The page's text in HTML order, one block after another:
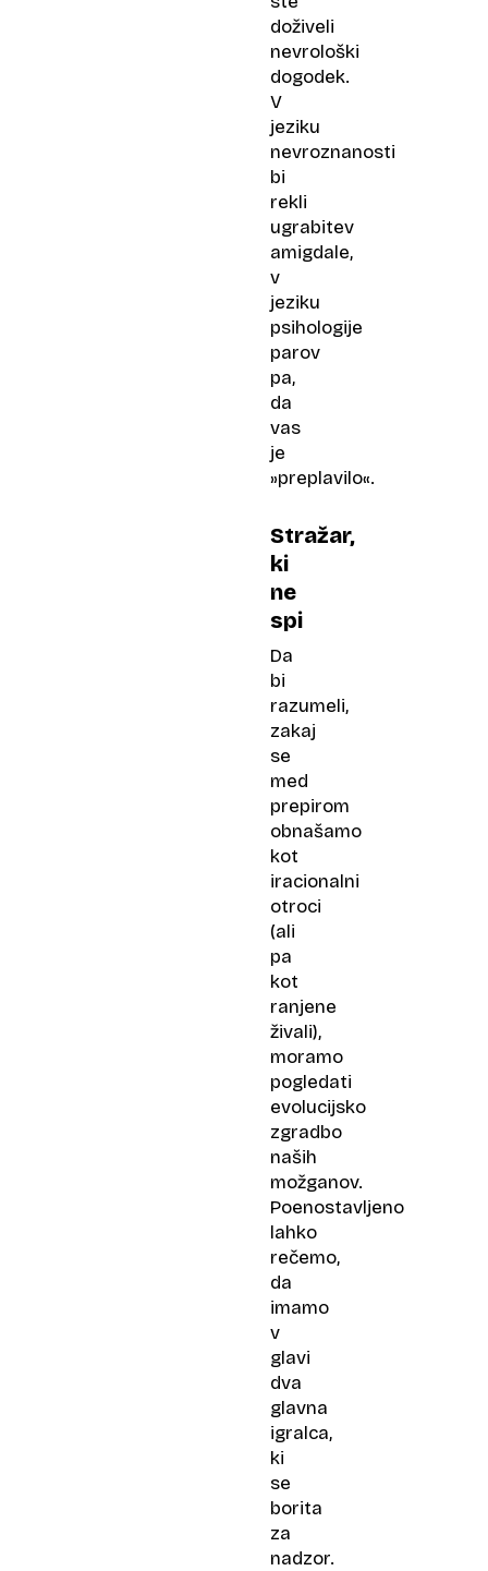
doživeli
nevrološki
dogodek.
V
jeziku
nevroznanosti
bi
rekli
ugrabitev
amigdale,
v
jeziku
psihologije
parov
pa,
da
vas
je
»preplavilo«.
Stražar,
ki
ne
spi
Da
bi
razumeli,
zakaj
se
med
prepirom
obnašamo
kot
iracionalni
otroci
(ali
pa
kot
ranjene
živali),
moramo
pogledati
evolucijsko
zgradbo
naših
možganov.
Poenostavljeno
lahko
rečemo,
da
imamo
v
glavi
dva
glavna
igralca,
ki
se
borita
za
nadzor.